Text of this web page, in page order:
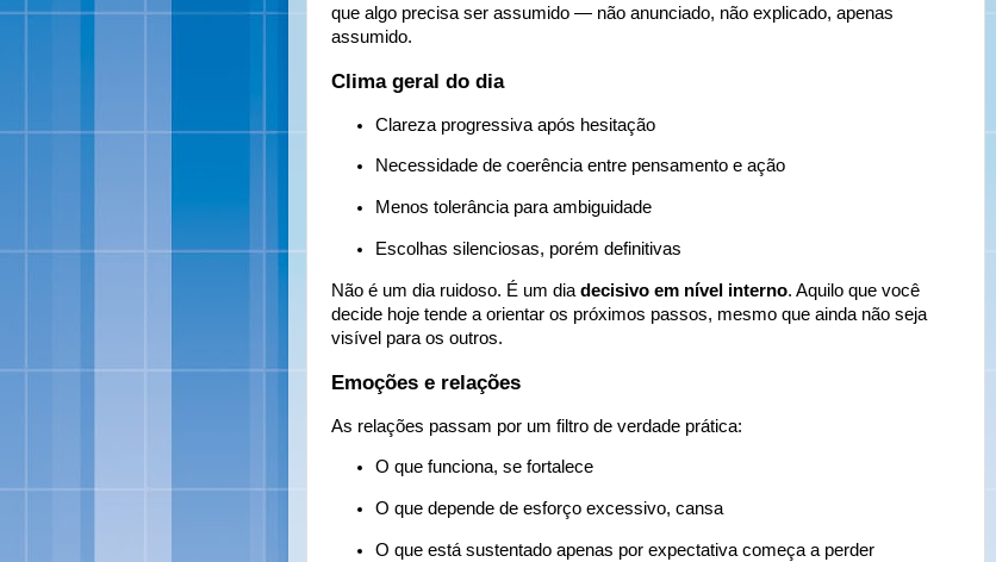
que algo precisa ser assumido — não anunciado, não explicado, apenas
assumido.
Clima geral do dia
Clareza progressiva após hesitação
Necessidade de coerência entre pensamento e ação
Menos tolerância para ambiguidade
Escolhas silenciosas, porém definitivas
Não é um dia ruidoso. É um dia decisivo em nível interno. Aquilo que você
decide hoje tende a orientar os próximos passos, mesmo que ainda não seja
visível para os outros.
Emoções e relações
As relações passam por um filtro de verdade prática:
O que funciona, se fortalece
O que depende de esforço excessivo, cansa
O que está sustentado apenas por expectativa começa a perder